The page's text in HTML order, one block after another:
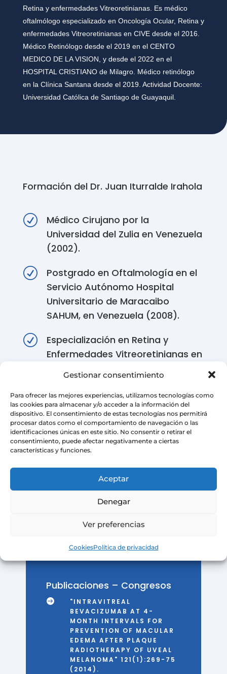
Gestionar consentimiento
Para ofrecer las mejores experiencias, utilizamos tecnologías como
las cookies para almacenar y/o acceder a la información del
dispositivo. El consentimiento de estas tecnologías nos permitirá
procesar datos como el comportamiento de navegación o las
identificaciones únicas en este sitio. No consentir o retirar el
consentimiento, puede afectar negativamente a ciertas
características y funciones.
Aceptar
Denegar
Ver preferencias
CookiesPolítica de privacidad
Retina y enfermedades Vitreoretinianas. Es médico
oftalmólogo especializado en Oncología Ocular, Retina y
enfermedades Vitreoretinianas en CIVE desde el 2016.
Médico Retinólogo desde el 2019 en el CENTO
MEDICO DE LA VISION, y desde el 2022 en el
HOSPITAL CRISTIANO de Milagro. Médico retinólogo
en la Clínica Santana desde el 2019. Actividad Docente:
Universidad Católica de Santiago de Guayaquil.
Formación del Dr. Juan Iturralde Irahola
R
Médico Cirujano por la
Universidad del Zulia en Venezuela
(2002).
R
Postgrado en Oftalmología en el
Servicio Autónomo Hospital
Universitario de Maracaibo
SAHUM, en Venezuela (2008).
R
Especialización en Retina y
Enfermedades Vitreoretinianas en
R
Formación en Oncología Ocular
en Filadelphia, Estados Unidos
(2010).
Publicaciones – Congresos

"INTRAVITREAL
BEVACIZUMAB AT 4-
MONTH INTERVALS FOR
PREVENTION OF MACULAR
EDEMA AFTER PLAQUE
RADIOTHERAPY OF UVEAL
MELANOMA" 121(1):269-75
(2014).